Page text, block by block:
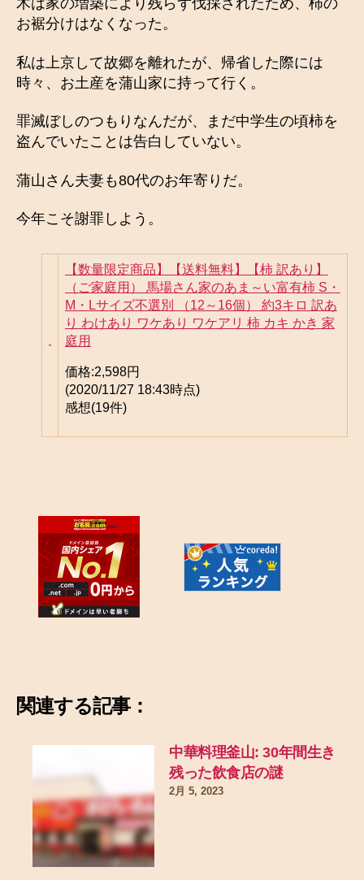
木は家の増築により残らず伐採されたため、柿の
お裾分けはなくなった。
私は上京して故郷を離れたが、帰省した際には
時々、お土産を蒲山家に持って行く。
罪滅ぼしのつもりなんだが、まだ中学生の頃柿を
盗んでいたことは告白していない。
蒲山さん夫妻も80代のお年寄りだ。
今年こそ謝罪しよう。
【数量限定商品】【送料無料】【柿 訳あり】
（ご家庭用） 馬場さん家のあま～い富有柿 S・
M・Lサイズ不選別 （12～16個） 約3キロ 訳あ
り わけあり ワケあり ワケアリ 柿 カキ かき 家
庭用
価格:2,598円
(2020/11/27 18:43時点)
感想(19件)
関連する記事：
中華料理釜山: 30年間生き
残った飲食店の謎
2月 5, 2023